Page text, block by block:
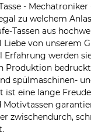
-
zu welchem
Tassen aus
von unserem
Erfahrung werden
Produktion
spülmaschinen-
ist eine lange
Motivtassen
zwischendurch,